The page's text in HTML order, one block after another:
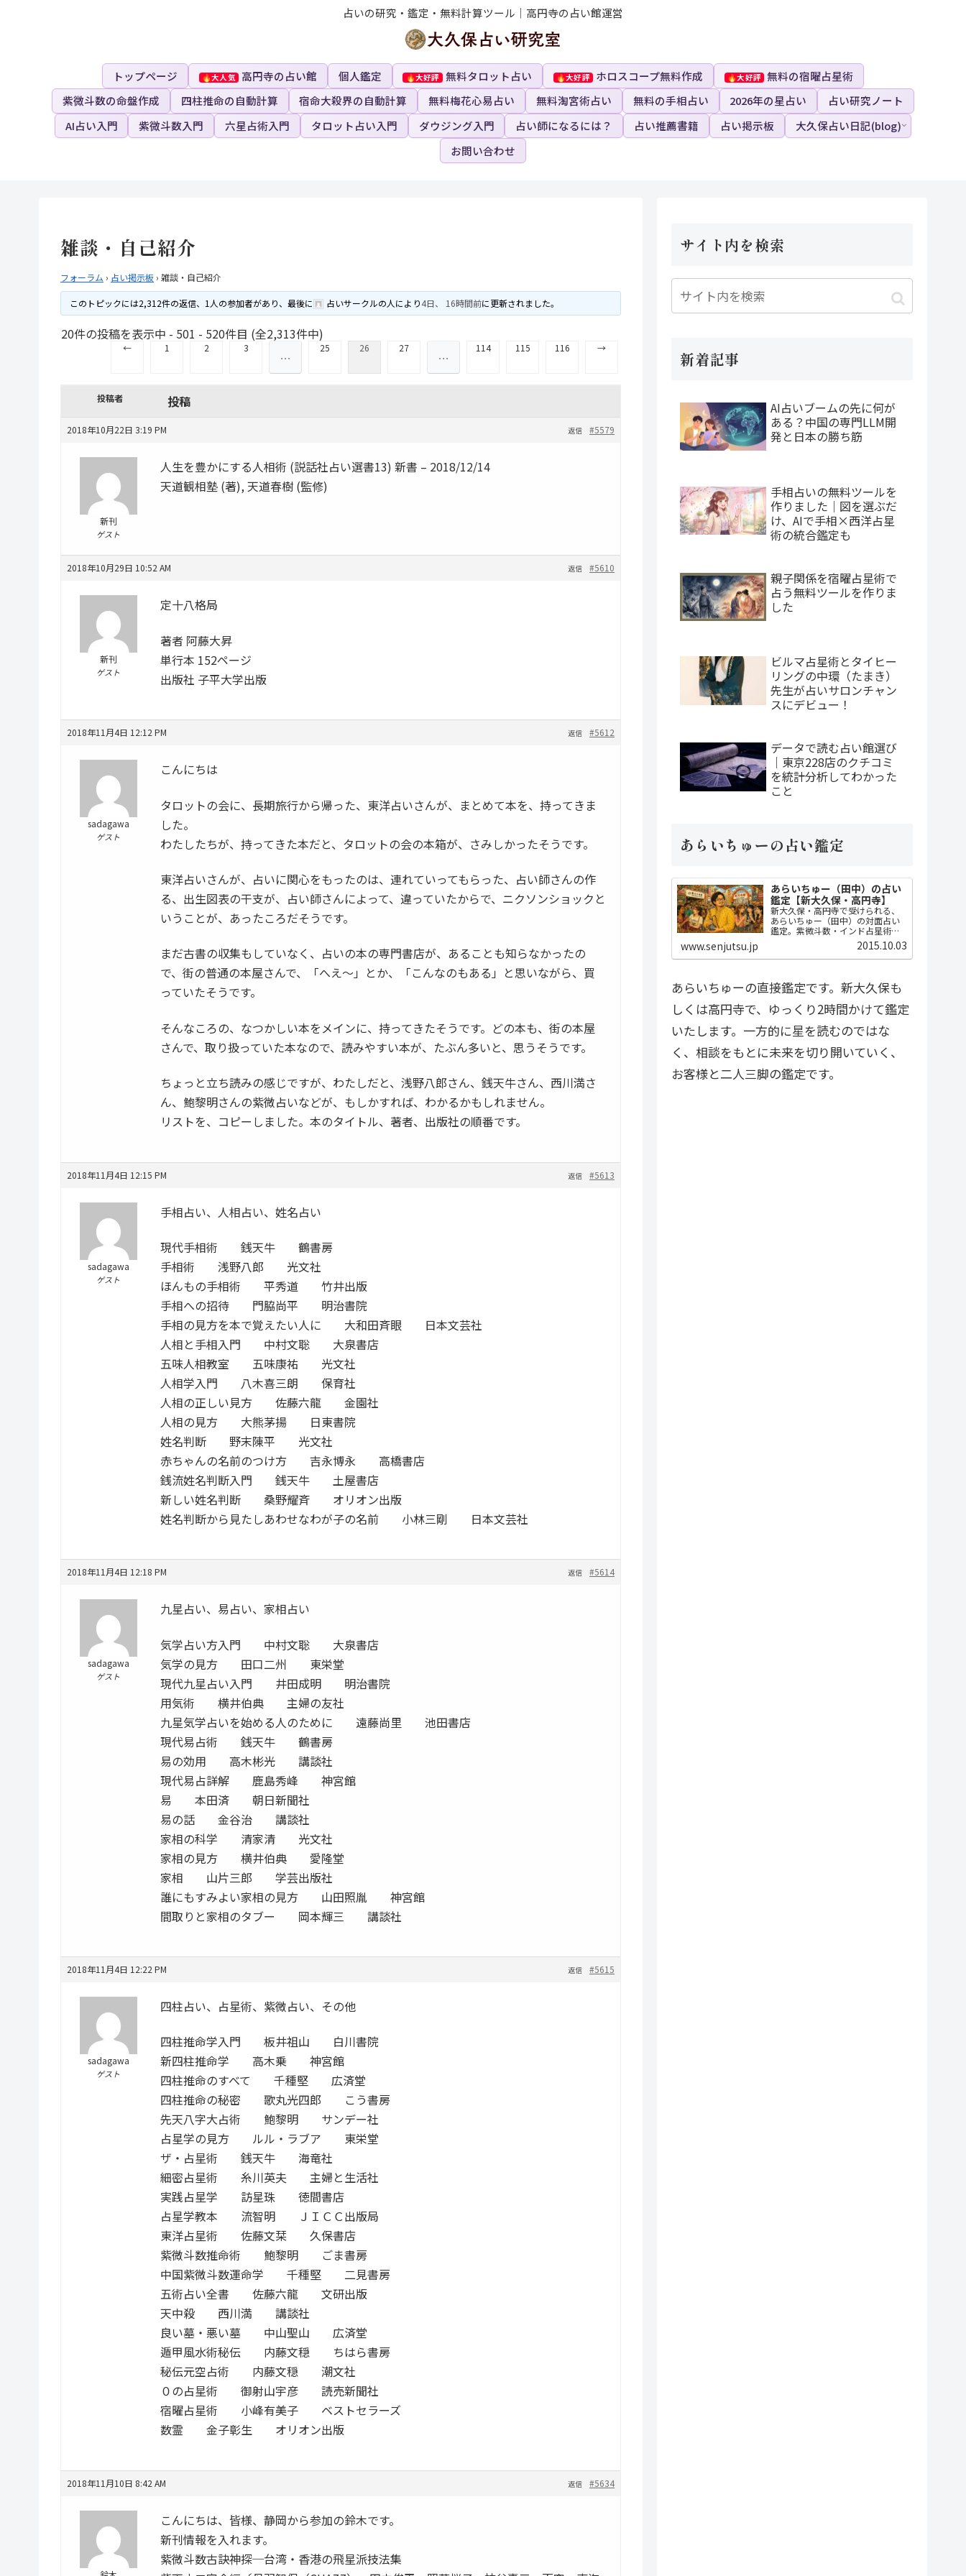
占いの研究・鑑定・無料計算ツール｜高円寺の占い館運営
トップページ 高円寺の占い館 個人鑑定 無料タロット占い ホロスコープ無料作成
無料の宿曜占星術
紫微斗数の命盤作成
四柱推命の自動計算 宿命大殺界の自動計算 無料梅花心易占い 無料淘宮術占い 無料の手相占い 2026年の星占い
占い研究ノート
AI占い入門
紫微斗数入門 六星占術入門 タロット占い入門 ダウジング入門 占い師になるには？ 占い推薦書籍 占い掲示板
大久保占い日記(blog)
お問い合わせ
雑談・自己紹介
フォーラム › 占い掲示板 › 雑談・自己紹介
このトピックには2,312件の返信、1人の参加者があり、最後に 占いサークルの人により4日、 16時間前に更新されました。
20件の投稿を表示中 - 501 - 520件目 (全2,313件中)
← 1 2 3
…
25 26 27
…
114 115 116 →
投稿者 投稿
2018年10月22日 3:19 PM #5579
返信
新刊
ゲスト
人生を豊かにする人相術 (説話社占い選書13) 新書 – 2018/12/14
天道観相塾 (著), 天道春樹 (監修)
2018年10月29日 10:52 AM #5610
返信
新刊
ゲスト
定十八格局
著者 阿藤大昇
単行本 152ページ
出版社 子平大学出版
2018年11月4日 12:12 PM #5612
返信
sadagawa
ゲスト
こんにちは
タロットの会に、長期旅行から帰った、東洋占いさんが、まとめて本を、持ってきま
した。
わたしたちが、持ってきた本だと、タロットの会の本箱が、さみしかったそうです。
東洋占いさんが、占いに関心をもったのは、連れていってもらった、占い師さんの作
る、出生図表の干支が、占い師さんによって、違っていたからで、ニクソンショックと
いうことが、あったころだそうです。
まだ古書の収集もしていなく、占いの本の専門書店が、あることも知らなかったの
で、街の普通の本屋さんで、「へえ～」とか、「こんなのもある」と思いながら、買
っていたそうです。
そんなころの、なつかしい本をメインに、持ってきたそうです。どの本も、街の本屋
さんで、取り扱っていた本なので、読みやすい本が、たぶん多いと、思うそうです。
ちょっと立ち読みの感じですが、わたしだと、浅野八郎さん、銭天牛さん、西川満さ
ん、鮑黎明さんの紫微占いなどが、もしかすれば、わかるかもしれません。
リストを、コピーしました。本のタイトル、著者、出版社の順番です。
2018年11月4日 12:15 PM #5613
返信
sadagawa
ゲスト
手相占い、人相占い、姓名占い
現代手相術 銭天牛 鶴書房
手相術 浅野八郎 光文社
ほんもの手相術 平秀道 竹井出版
手相への招待 門脇尚平 明治書院
手相の見方を本で覚えたい人に 大和田斉眼 日本文芸社
人相と手相入門 中村文聡 大泉書店
五味人相教室 五味康祐 光文社
人相学入門 八木喜三朗 保育社
人相の正しい見方 佐藤六龍 金園社
人相の見方 大熊茅揚 日東書院
姓名判断 野末陳平 光文社
赤ちゃんの名前のつけ方 吉永博永 高橋書店
銭流姓名判断入門 銭天牛 土屋書店
新しい姓名判断 桑野耀斉 オリオン出版
姓名判断から見たしあわせなわが子の名前 小林三剛 日本文芸社
2018年11月4日 12:18 PM #5614
返信
sadagawa
ゲスト
九星占い、易占い、家相占い
気学占い方入門 中村文聡 大泉書店
気学の見方 田口二州 東栄堂
現代九星占い入門 井田成明 明治書院
用気術 横井伯典 主婦の友社
九星気学占いを始める人のために 遠藤尚里 池田書店
現代易占術 銭天牛 鶴書房
易の効用 高木彬光 講談社
現代易占詳解 鹿島秀峰 神宮館
易 本田済 朝日新聞社
易の話 金谷治 講談社
家相の科学 清家清 光文社
家相の見方 横井伯典 愛隆堂
家相 山片三郎 学芸出版社
誰にもすみよい家相の見方 山田照胤 神宮館
間取りと家相のタブー 岡本輝三 講談社
2018年11月4日 12:22 PM #5615
返信
sadagawa
ゲスト
四柱占い、占星術、紫微占い、その他
四柱推命学入門 板井祖山 白川書院
新四柱推命学 高木乗 神宮館
四柱推命のすべて 千種堅 広済堂
四柱推命の秘密 歌丸光四郎 こう書房
先天八字大占術 鮑黎明 サンデー社
占星学の見方 ルル・ラブア 東栄堂
ザ・占星術 銭天牛 海竜社
細密占星術 糸川英夫 主婦と生活社
実践占星学 訪星珠 徳間書店
占星学教本 流智明 ＪＩＣＣ出版局
東洋占星術 佐藤文栞 久保書店
紫微斗数推命術 鮑黎明 ごま書房
中国紫微斗数運命学 千種堅 二見書房
五術占い全書 佐藤六龍 文研出版
天中殺 西川満 講談社
良い墓・悪い墓 中山聖山 広済堂
遁甲風水術秘伝 内藤文穏 ちはら書房
秘伝元空占術 内藤文穏 潮文社
０の占星術 御射山宇彦 読売新聞社
宿曜占星術 小峰有美子 ベストセラーズ
数霊 金子彰生 オリオン出版
2018年11月10日 8:42 AM #5634
返信
こんにちは、皆様、静岡から参加の鈴木です。
新刊情報を入れます。
紫微斗数古訣神探─台湾・香港の飛星派技法集
サイト内を検索
新着記事
AI占いブームの先に何が
ある？中国の専門LLM開
発と日本の勝ち筋
手相占いの無料ツールを
作りました｜図を選ぶだ
け、AIで手相×西洋占星
術の統合鑑定も
親子関係を宿曜占星術で
占う無料ツールを作りま
した
ビルマ占星術とタイヒー
リングの中環（たまき）
先生が占いサロンチャン
スにデビュー！
データで読む占い館選び
｜東京228店のクチコミ
を統計分析してわかった
こと
あらいちゅーの占い鑑定
あらいちゅー（田中）の占い
鑑定【新大久保・高円寺】
新大久保・高円寺で受けられる、
あらいちゅー（田中）の対面占い
鑑定。紫微斗数・インド占星術・
ダウジングで2時間かけてじっくり
占い、開運指導までセット。
MBA・FP・宅建士の実務知識に基
す。
www.senjutsu.jp 2015.10.03
あらいちゅーの直接鑑定です。新大久保も
しくは高円寺で、ゆっくり2時間かけて鑑定
いたします。一方的に星を読むのではな
く、相談をもとに未来を切り開いていく、
お客様と二人三脚の鑑定です。